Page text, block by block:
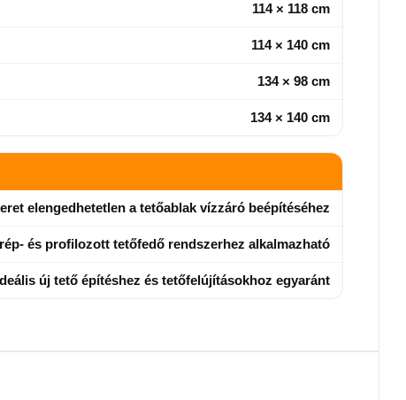
114 × 118 cm
114 × 140 cm
134 × 98 cm
134 × 140 cm
elengedhetetlen a tetőablak vízzáró beépítéséhez
és profilozott tetőfedő rendszerhez alkalmazható
új tető építéshez és tetőfelújításokhoz egyaránt